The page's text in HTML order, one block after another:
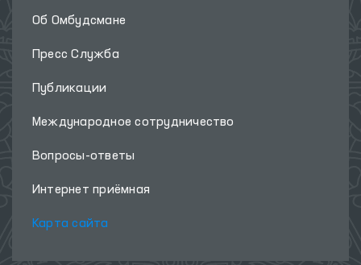
Об Омбудсмане
Пресс Служба
Публикации
Международное сотрудничество
Вопросы-ответы
Интернет приёмная
Карта сайта